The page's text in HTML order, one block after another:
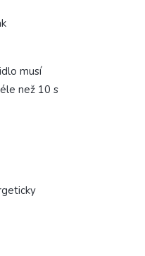
musí
než 10 s